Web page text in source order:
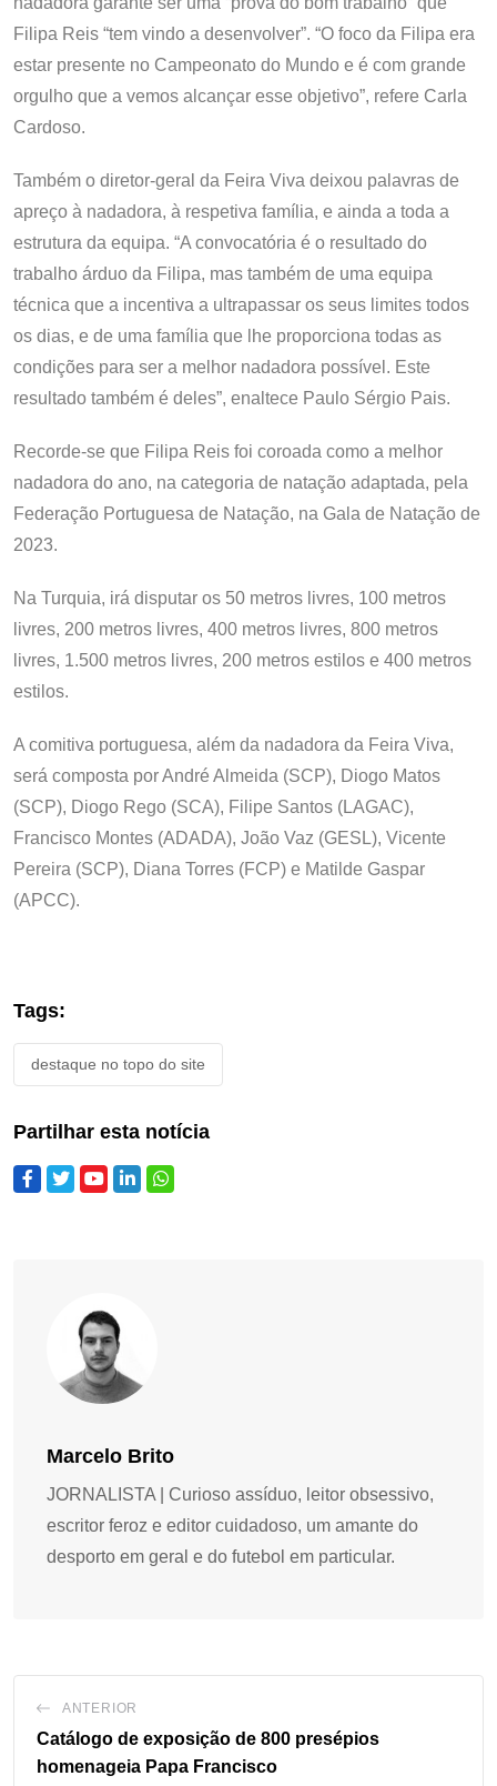
Filipa Reis “tem vindo a desenvolver”. “O foco da Filipa era
estar presente no Campeonato do Mundo e é com grande
orgulho que a vemos alcançar esse objetivo”, refere Carla
Cardoso.
Também o diretor-geral da Feira Viva deixou palavras de
apreço à nadadora, à respetiva família, e ainda a toda a
estrutura da equipa. “A convocatória é o resultado do
trabalho árduo da Filipa, mas também de uma equipa
técnica que a incentiva a ultrapassar os seus limites todos
os dias, e de uma família que lhe proporciona todas as
condições para ser a melhor nadadora possível. Este
resultado também é deles”, enaltece Paulo Sérgio Pais.
Recorde-se que Filipa Reis foi coroada como a melhor
nadadora do ano, na categoria de natação adaptada, pela
Federação Portuguesa de Natação, na Gala de Natação de
2023.
Na Turquia, irá disputar os 50 metros livres, 100 metros
livres, 200 metros livres, 400 metros livres, 800 metros
livres, 1.500 metros livres, 200 metros estilos e 400 metros
estilos.
A comitiva portuguesa, além da nadadora da Feira Viva,
será composta por André Almeida (SCP), Diogo Matos
(SCP), Diogo Rego (SCA), Filipe Santos (LAGAC),
Francisco Montes (ADADA), João Vaz (GESL), Vicente
Pereira (SCP), Diana Torres (FCP) e Matilde Gaspar
(APCC).
Tags:
destaque no topo do site
Partilhar esta notícia
Marcelo Brito
JORNALISTA | Curioso assíduo, leitor obsessivo,
escritor feroz e editor cuidadoso, um amante do
desporto em geral e do futebol em particular.
ANTERIOR
Catálogo de exposição de 800 presépios
homenageia Papa Francisco